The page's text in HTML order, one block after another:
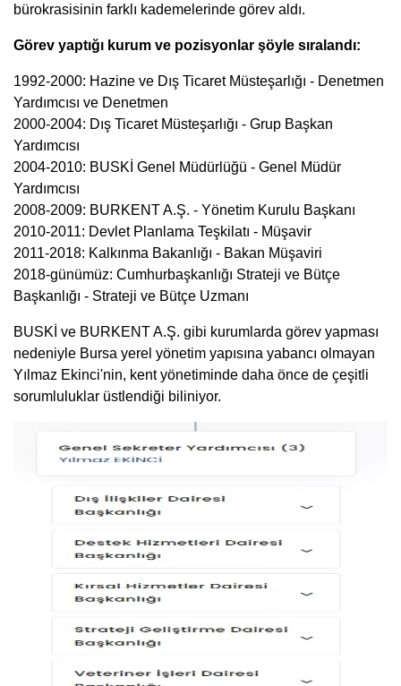
bürokrasisinin farklı kademelerinde görev aldı.
Görev yaptığı kurum ve pozisyonlar şöyle sıralandı:
1992-2000: Hazine ve Dış Ticaret Müsteşarlığı - Denetmen
Yardımcısı ve Denetmen
2000-2004: Dış Ticaret Müsteşarlığı - Grup Başkan
Yardımcısı
2004-2010: BUSKİ Genel Müdürlüğü - Genel Müdür
Yardımcısı
2008-2009: BURKENT A.Ş. - Yönetim Kurulu Başkanı
2010-2011: Devlet Planlama Teşkilatı - Müşavir
2011-2018: Kalkınma Bakanlığı - Bakan Müşaviri
2018-günümüz: Cumhurbaşkanlığı Strateji ve Bütçe
Başkanlığı - Strateji ve Bütçe Uzmanı
BUSKİ ve BURKENT A.Ş. gibi kurumlarda görev yapması
nedeniyle Bursa yerel yönetim yapısına yabancı olmayan
Yılmaz Ekinci'nin, kent yönetiminde daha önce de çeşitli
sorumluluklar üstlendiği biliniyor.